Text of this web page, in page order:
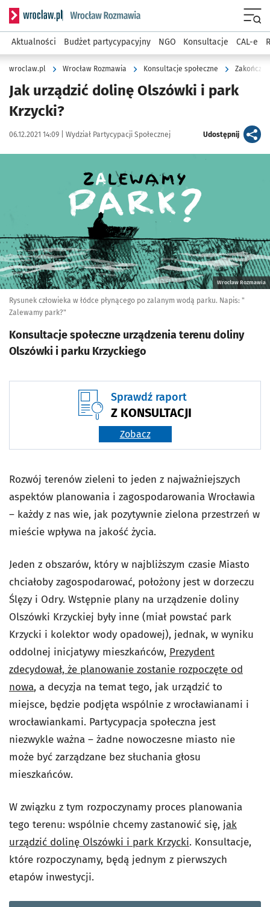
Serwis informacyjny wroclaw.pl podserwis: Rozmawia
Aktualności Budżet partycypacyjny NGO Konsultacje CAL-e
wroclaw.pl Wrocław Rozmawia Konsultacje społeczne
Jak urządzić dolinę Olszówki i park
Krzycki?
Data publikacji:
06.12.2021 14:09 | Autor:
Wydział Partycypacji Społecznej Udostępnijartykuł
Wrocław Rozmawia
Rysunek człowieka w łódce płynącego po zalanym wodą parku. Napis: "
Zalewamy park?"
Konsultacje społeczne urządzenia terenu doliny
Olszówki i parku Krzyckiego
Sprawdź raport
Z KONSULTACJI
Zobacz
Rozwój terenów zieleni to jeden z najważniejszych
aspektów planowania i zagospodarowania Wrocławia
– każdy z nas wie, jak pozytywnie zielona przestrzeń w
mieście wpływa na jakość życia.
Jeden z obszarów, który w najbliższym czasie Miasto
chciałoby zagospodarować, położony jest w dorzeczu
Ślęzy i Odry. Wstępnie plany na urządzenie doliny
Olszówki Krzyckiej były inne (miał powstać park
Krzycki i kolektor wody opadowej), jednak, w wyniku
oddolnej inicjatywy mieszkańców, Prezydent
zdecydował, że planowanie zostanie rozpoczęte od
nowa, a decyzja na temat tego, jak urządzić to
miejsce, będzie podjęta wspólnie z wrocławianami i
wrocławiankami. Partycypacja społeczna jest
niezwykle ważna – żadne nowoczesne miasto nie
może być zarządzane bez słuchania głosu
mieszkańców.
W związku z tym rozpoczynamy proces planowania
tego terenu: wspólnie chcemy zastanowić się, jak
urządzić dolinę Olszówki i park Krzycki. Konsultacje,
które rozpoczynamy, będą jednym z pierwszych
etapów inwestycji.